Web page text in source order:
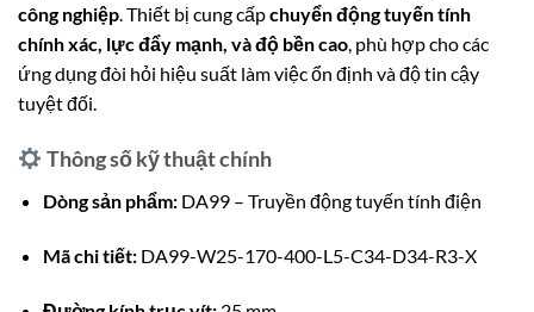
công nghiệp . Thiết bị cung cấpchuyển động tuyến tính
chính xác, lực đẩy mạnh, và độ bền cao , phù hợp cho các
ứng dụng đòi hỏi hiệu suất làm việc ổn định và độ tin cậy
tuyệt đối.
Thông số kỹ thuật chính
Dòng sản phẩm:DA99 – Truyền động tuyến tính điện
Mã chi tiết:DA99-W25-170-400-L5-C34-D34-R3-X